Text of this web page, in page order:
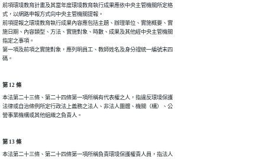
前項環境教育計畫及其當年度環境教育執行成果應依中央主管機關所定格
式，以網路申報方式向中央主管機關提報。
前項提報之環境教育執行成果內容應包括主題、辦理單位、實施概要、實
施日期、內容類型、方法、實施對象、時數、成果及其他經中央主管機關
指定之事項。
第一項及前項之實施對象，應列明員工、教師姓名及身分證統一編號末四
碼。
第 12 條
本法第二十三條、第二十四條第一項所稱有代表權之人，指違反環境保護
法律或自治條例所定行政法上義務之法人、非法人團體、機關（構）、公
營事業機構或其他組織之負責人。
第 13 條
本法第二十三條、第二十四條第一項所稱負責環境保護權責人員，指法人